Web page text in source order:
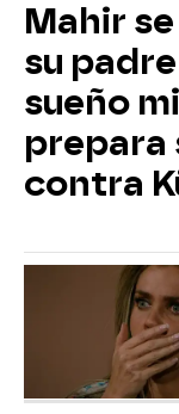
Mahir
su
sueño
prepara
contra